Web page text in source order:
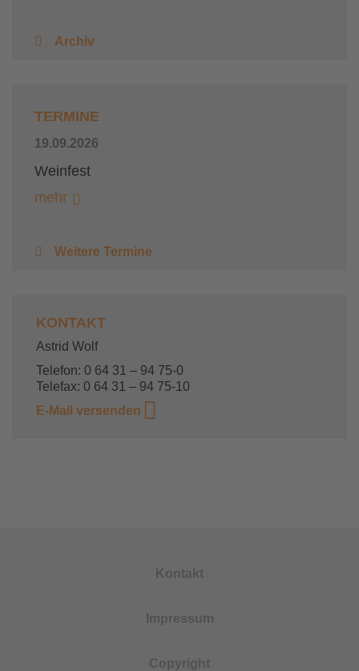
Archiv
TERMINE
19.09.2026
Weinfest
mehr
Weitere Termine
KONTAKT
Astrid Wolf
Telefon: 0 64 31 – 94 75-0
Telefax: 0 64 31 – 94 75-10
E-Mail versenden
Kontakt
Impressum
Copyright